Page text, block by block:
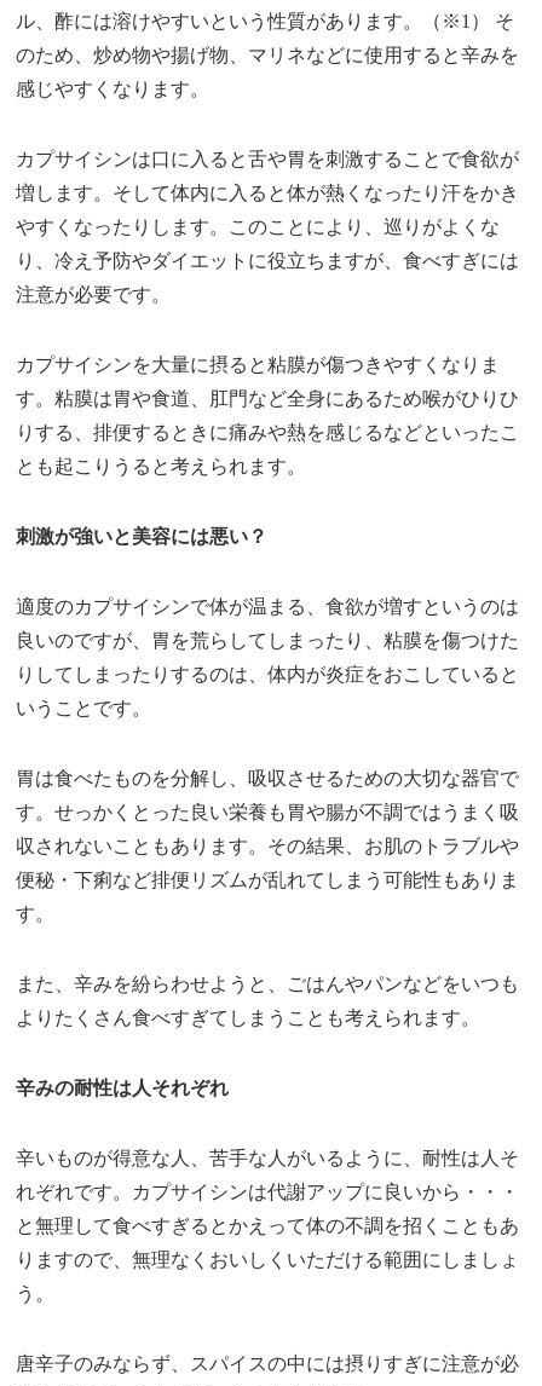
ル、酢には溶けやすいという性質があります。（※1） そ
のため、炒め物や揚げ物、マリネなどに使用すると辛みを
感じやすくなります。
カプサイシンは口に入ると舌や胃を刺激することで食欲が
増します。そして体内に入ると体が熱くなったり汗をかき
やすくなったりします。このことにより、巡りがよくな
り、冷え予防やダイエットに役立ちますが、食べすぎには
注意が必要です。
カプサイシンを大量に摂ると粘膜が傷つきやすくなりま
す。粘膜は胃や食道、肛門など全身にあるため喉がひりひ
りする、排便するときに痛みや熱を感じるなどといったこ
とも起こりうると考えられます。
刺激が強いと美容には悪い？
適度のカプサイシンで体が温まる、食欲が増すというのは
良いのですが、胃を荒らしてしまったり、粘膜を傷つけた
りしてしまったりするのは、体内が炎症をおこしていると
いうことです。
胃は食べたものを分解し、吸収させるための大切な器官で
す。せっかくとった良い栄養も胃や腸が不調ではうまく吸
収されないこともあります。その結果、お肌のトラブルや
便秘・下痢など排便リズムが乱れてしまう可能性もありま
す。
また、辛みを紛らわせようと、ごはんやパンなどをいつも
よりたくさん食べすぎてしまうことも考えられます。
辛みの耐性は人それぞれ
辛いものが得意な人、苦手な人がいるように、耐性は人そ
れぞれです。カプサイシンは代謝アップに良いから・・・
と無理して食べすぎるとかえって体の不調を招くこともあ
りますので、無理なくおいしくいただける範囲にしましょ
う。
唐辛子のみならず、スパイスの中には摂りすぎに注意が必